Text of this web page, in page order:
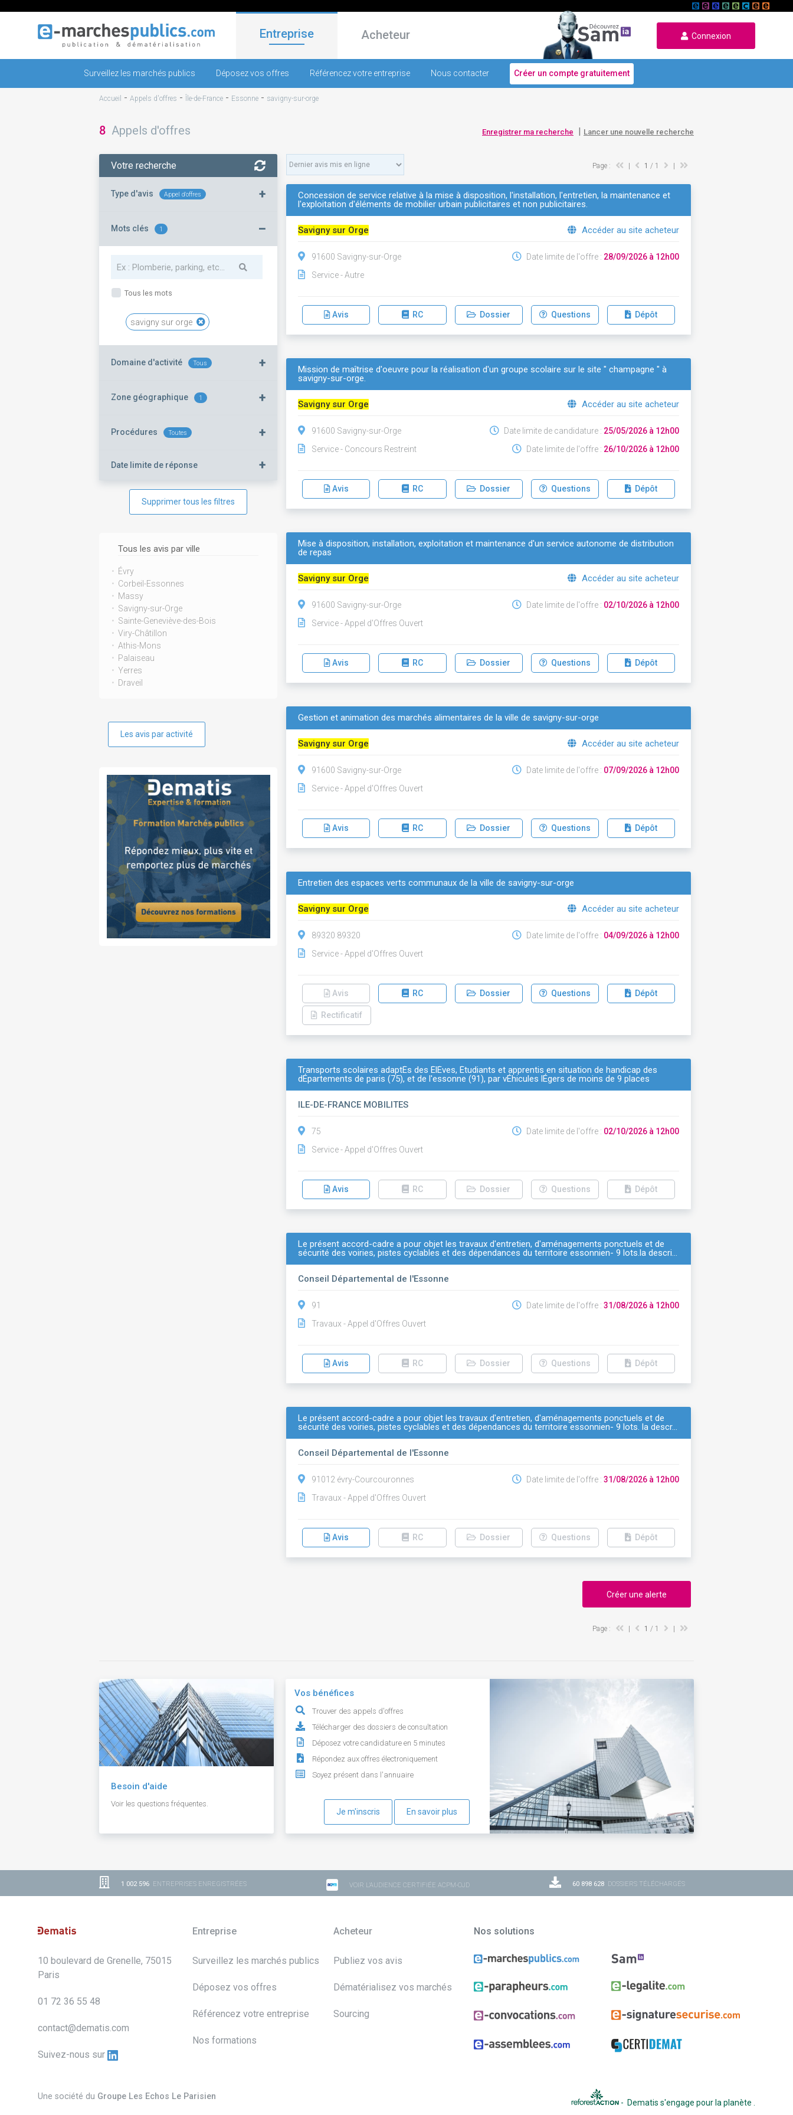
Entreprise Acheteur Connexion
Surveillez les marchés publics Déposez vos offres Référencez votre entreprise Nous contacter Créer un compte gratuitement
Accueil - Appels d'offres - Île-de-France - Essonne - savigny-sur-orge
8 Appels d'offres Enregistrer ma recherche | Lancer une nouvelle recherche
Votre recherche
Type d'avis Appel d'offres +
Mots clés 1 –
Tous les mots
savigny sur orge
Domaine d'activité Tous +
Zone géographique 1 +
Procédures Toutes +
Date limite de réponse +
Supprimer tous les filtres
Tous les avis par ville
Évry
Corbeil-Essonnes
Massy
Savigny-sur-Orge
Sainte-Geneviève-des-Bois
Viry-Châtillon
Athis-Mons
Palaiseau
Yerres
Draveil
Les avis par activité
Page : 1 / 1
Concession de service relative à la mise à disposition, l'installation, l'entretien, la maintenance et
l'exploitation d'éléments de mobilier urbain publicitaires et non publicitaires.
Savigny sur Orge Accéder au site acheteur
91600 Savigny-sur-Orge
Service - Autre
Date limite de l'offre : 28/09/2026 à 12h00
Avis RC Dossier Questions Dépôt
Mission de maîtrise d'oeuvre pour la réalisation d'un groupe scolaire sur le site " champagne " à
savigny-sur-orge.
Savigny sur Orge Accéder au site acheteur
91600 Savigny-sur-Orge
Service - Concours Restreint
Date limite de candidature : 25/05/2026 à 12h00
Date limite de l'offre : 26/10/2026 à 12h00
Avis RC Dossier Questions Dépôt
Mise à disposition, installation, exploitation et maintenance d'un service autonome de distribution
de repas
Savigny sur Orge Accéder au site acheteur
91600 Savigny-sur-Orge
Service - Appel d'Offres Ouvert
Date limite de l'offre : 02/10/2026 à 12h00
Avis RC Dossier Questions Dépôt
Gestion et animation des marchés alimentaires de la ville de savigny-sur-orge
Savigny sur Orge Accéder au site acheteur
91600 Savigny-sur-Orge
Service - Appel d'Offres Ouvert
Date limite de l'offre : 07/09/2026 à 12h00
Avis RC Dossier Questions Dépôt
Entretien des espaces verts communaux de la ville de savigny-sur-orge
Savigny sur Orge Accéder au site acheteur
89320 89320
Service - Appel d'Offres Ouvert
Date limite de l'offre : 04/09/2026 à 12h00
Avis RC Dossier Questions Dépôt
Rectificatif
Transports scolaires adaptÉs des ÉlÈves, Étudiants et apprentis en situation de handicap des
dÉpartements de paris (75), et de l'essonne (91), par vÉhicules lÉgers de moins de 9 places
ILE-DE-FRANCE MOBILITES
75
Service - Appel d'Offres Ouvert
Date limite de l'offre : 02/10/2026 à 12h00
Avis RC Dossier Questions Dépôt
Le présent accord-cadre a pour objet les travaux d'entretien, d'aménagements ponctuels et de
sécurité des voiries, pistes cyclables et des dépendances du territoire essonnien- 9 lots.la descri…
Conseil Départemental de l'Essonne
91
Travaux - Appel d'Offres Ouvert
Date limite de l'offre : 31/08/2026 à 12h00
Avis RC Dossier Questions Dépôt
Le présent accord-cadre a pour objet les travaux d'entretien, d'aménagements ponctuels et de
sécurité des voiries, pistes cyclables et des dépendances du territoire essonnien- 9 lots. la descr…
Conseil Départemental de l'Essonne
91012 évry-Courcouronnes
Travaux - Appel d'Offres Ouvert
Date limite de l'offre : 31/08/2026 à 12h00
Avis RC Dossier Questions Dépôt
Créer une alerte
Page : 1 / 1
Besoin d'aide
Voir les questions fréquentes.
Vos bénéfices
Trouver des appels d'offres
Télécharger des dossiers de consultation
Déposez votre candidature en 5 minutes
Répondez aux offres électroniquement
Soyez présent dans l'annuaire
Je m'inscris En savoir plus
1 002 596 ENTREPRISES ENREGISTRÉES VOIR L'AUDIENCE CERTIFIÉE ACPM-OJD 60 898 628 DOSSIERS TÉLÉCHARGÉS
10 boulevard de Grenelle, 75015
Paris
01 72 36 55 48
contact@dematis.com
Suivez-nous sur
Entreprise
Surveillez les marchés publics
Déposez vos offres
Référencez votre entreprise
Nos formations
Acheteur
Publiez vos avis
Dématérialisez vos marchés
Sourcing
Nos solutions
Une société du Groupe Les Echos Le Parisien
- Dematis s'engage pour la planète